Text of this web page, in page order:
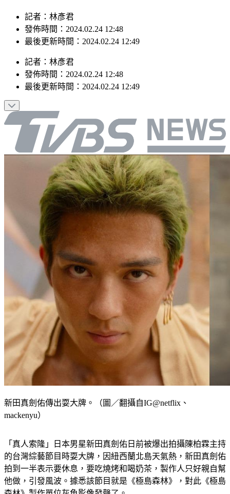
記者：林彥君
發佈時間：2024.02.24 12:48
最後更新時間：2024.02.24 12:49
記者 ： 林彥君
發佈時間： 2024.02.24 12:48
最後更新時間： 2024.02.24 12:49
新田真劍佑傳出耍大牌。（圖／翻攝自IG@netflix、
mackenyu）
「真人索隆」日本男星新田真劍佑日前被爆出拍攝陳柏霖主持
的台灣綜藝節目時耍大牌，因紐西蘭北島天氣熱，新田真劍佑
拍到一半表示要休息，要吃燒烤和喝奶茶，製作人只好親自幫
他做，引發風波。據悉該節目就是《極島森林》，對此《極島